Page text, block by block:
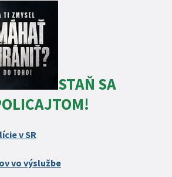
STAŇ SA
v SR
vo výslužbe